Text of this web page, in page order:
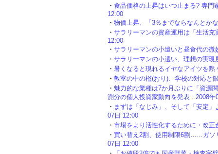
・ 食品価格の上昇はいつ止まる? 専門
12:00
・ 物価上昇、「3％までならなんとか
・ サラリーマンの資産運用は「生活
12:00
・ サラリーマンの小遣いと昼食代の
・ サラリーマンの小遣い、理想の実
・ 暑くなると現れるイヤなアイツを
・ 教室の中の檻(おり)、学校の対応と
・ 魅力的な業種は7か月ぶりに「資源
測分の個人投資家動向を発表 : 2008年
・ まずは「なじみ」、そして「安定
07日 12:00
・ 市場をより活性化するために・改
・ 買い替え2割、使用制限6割……ガソ
07日 12:00